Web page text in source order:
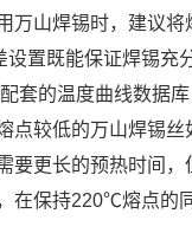
万山焊锡时，建议
置既能保证焊锡充
套的温度曲线数据
点较低的万山焊锡
要更长的预热时间
在保持220℃熔点的